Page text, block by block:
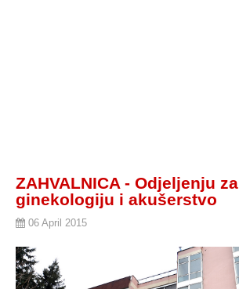
ZAHVALNICA - Odjeljenju za
ginekologiju i akušerstvo
06 April 2015